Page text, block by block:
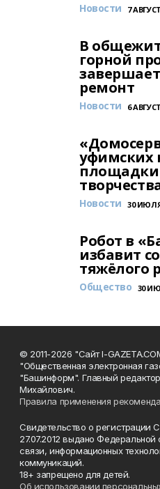
Новости 7
В
горной
ремонт
Новости 6
уфимских
Новости 30 ИЮЛЯ
Робот в
избавит
тяжёлого
Общество 30
© 2011-2026 "Сайт I-
"Общественная электронная
"Башинформ". Главный
Михайлович.
Правила применения
Свидетельство о
27.07.2012 выдано
связи, информационных
коммуникаций.
18+ запрещено для детей.
Об использовании